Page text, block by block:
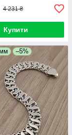
4 231 ₴
Купити
–5%